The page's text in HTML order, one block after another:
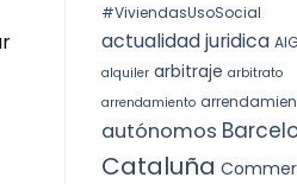
#ViviendasUsoSocial
actualidad juridica
alquiler arbitraje arbitrato
arrendamiento
autónomos
Cataluña